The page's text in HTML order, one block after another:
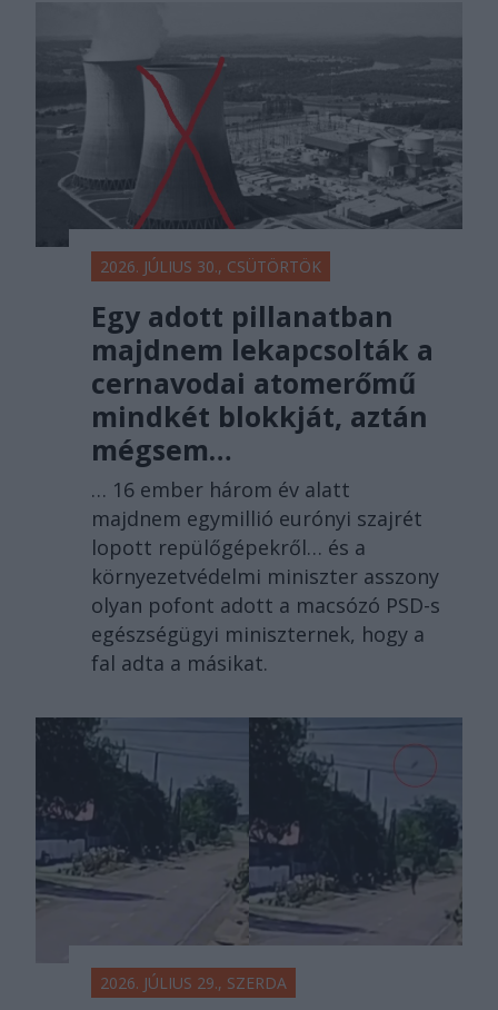
2026. JÚLIUS 30., CSÜTÖRTÖK
Egy adott pillanatban
majdnem lekapcsolták a
cernavodai atomerőmű
mindkét blokkját, aztán
mégsem…
… 16 ember három év alatt
majdnem egymillió eurónyi szajrét
lopott repülőgépekről… és a
környezetvédelmi miniszter asszony
olyan pofont adott a macsózó PSD-s
egészségügyi miniszternek, hogy a
fal adta a másikat.
2026. JÚLIUS 29., SZERDA